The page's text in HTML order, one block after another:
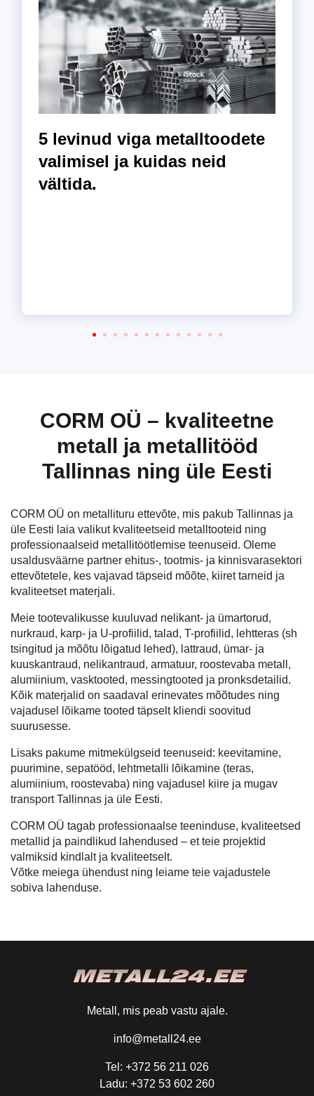
5 levinud viga metalltoodete
valimisel ja kuidas neid
vältida.
CORM OÜ – kvaliteetne
metall ja metallitööd
Tallinnas ning üle Eesti
CORM OÜ on metallituru ettevõte, mis pakub Tallinnas ja
üle Eesti laia valikut kvaliteetseid metalltooteid ning
professionaalseid metallitöötlemise teenuseid. Oleme
usaldusväärne partner ehitus-, tootmis- ja kinnisvarasektori
ettevõtetele, kes vajavad täpseid mõõte, kiiret tarneid ja
kvaliteetset materjali.
Meie tootevalikusse kuuluvad nelikant- ja ümartorud,
nurkraud, karp- ja U-profiilid, talad, T-profiilid, lehtteras (sh
tsingitud ja mõõtu lõigatud lehed), lattraud, ümar- ja
kuuskantraud, nelikantraud, armatuur, roostevaba metall,
alumiinium, vasktooted, messingtooted ja pronksdetailid.
Kõik materjalid on saadaval erinevates mõõtudes ning
vajadusel lõikame tooted täpselt kliendi soovitud
suurusesse.
Lisaks pakume mitmekülgseid teenuseid: keevitamine,
puurimine, sepatööd, lehtmetalli lõikamine (teras,
alumiinium, roostevaba) ning vajadusel kiire ja mugav
transport Tallinnas ja üle Eesti.
CORM OÜ tagab professionaalse teeninduse, kvaliteetsed
metallid ja paindlikud lahendused – et teie projektid
valmiksid kindlalt ja kvaliteetselt.
Võtke meiega ühendust ning leiame teie vajadustele
sobiva lahenduse.
Metall, mis peab vastu ajale.
info@metall24.ee
Tel: +372 56 211 026
Ladu: +372 53 602 260